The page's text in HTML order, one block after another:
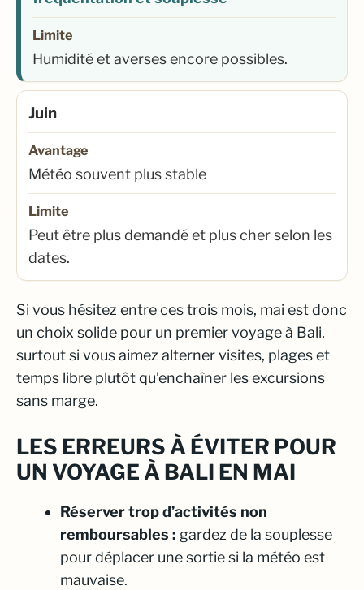
Limite
Humidité et averses encore possibles.
Juin
Avantage
Météo souvent plus stable
Limite
Peut être plus demandé et plus cher selon les
dates.
Si vous hésitez entre ces trois mois, mai est donc
un choix solide pour un premier voyage à Bali,
surtout si vous aimez alterner visites, plages et
temps libre plutôt qu’enchaîner les excursions
sans marge.
LES ERREURS À ÉVITER POUR
UN VOYAGE À BALI EN MAI
Réserver trop d’activités non
remboursables : gardez de la souplesse
pour déplacer une sortie si la météo est
mauvaise.